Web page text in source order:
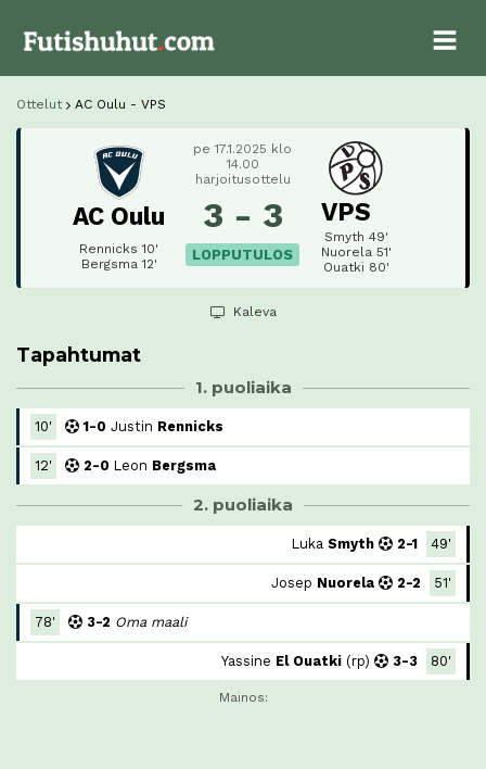
Ottelut AC Oulu - VPS
AC Oulu
Rennicks 10'
Bergsma 12'
pe 17.1.2025 klo
14.00
harjoitusottelu
3 - 3
LOPPUTULOS
VPS
Smyth 49'
Nuorela 51'
Ouatki 80'
Kaleva
Tapahtumat
1. puoliaika
10' 1-0 Justin Rennicks
12' 2-0 Leon Bergsma
2. puoliaika
Luka Smyth 2-1 49'
Josep Nuorela 2-2 51'
78' 3-2 Oma maali
Yassine El Ouatki (rp) 3-3 80'
Mainos: